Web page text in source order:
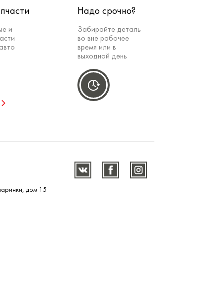
и
Надо срочно?
Забирайте деталь
во вне рабочее
время или в
выходной день
дом 15